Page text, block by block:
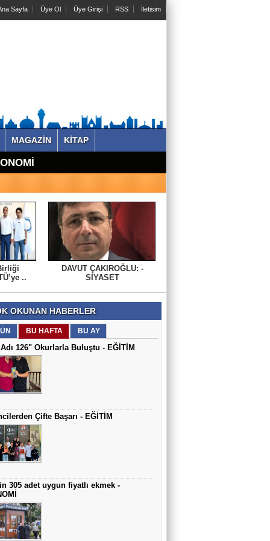
Sayfa Üye Ol Üye Girişi RSS İletisim
MAGAZİN KİTAP
..
DAVUT ÇAKIROĞLU: -
SİYASET
OKUNAN HABERLER
BU HAFTA BU AY
126" Okurlarla Buluştu - EĞİTİM
Çifte Başarı - EĞİTİM
305 adet uygun fiyatlı ekmek -